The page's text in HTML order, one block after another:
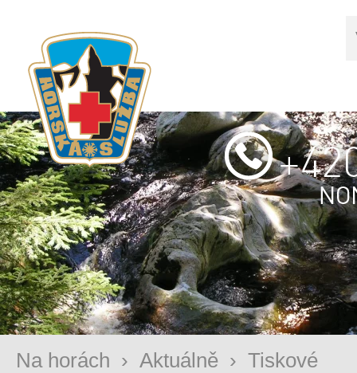
Na horách › Aktuálně › Tiskové